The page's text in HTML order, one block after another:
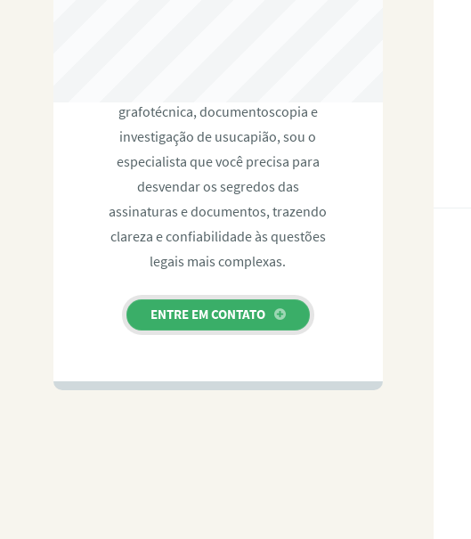
grafotécnica, documentoscopia e
investigação de usucapião, sou o
especialista que você precisa para
desvendar os segredos das
assinaturas e documentos, trazendo
clareza e confiabilidade às questões
legais mais complexas.
ENTRE EM CONTATO